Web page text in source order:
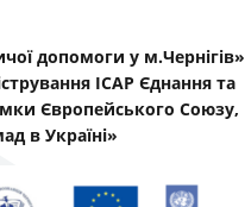
допомоги у м.Чернігів»
ІСАР Єднання та
Європейського Союзу,
в Україні»